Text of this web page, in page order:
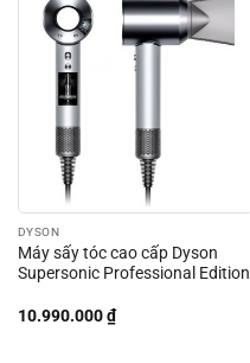
DYSON
Máy sấy tóc cao cấp Dyson
Supersonic Professional Edition
10.990.000₫